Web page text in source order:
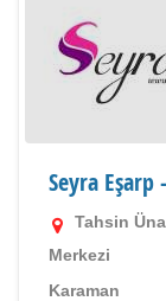
Seyra Eşarp
Tahsin
Merkezi
Karaman